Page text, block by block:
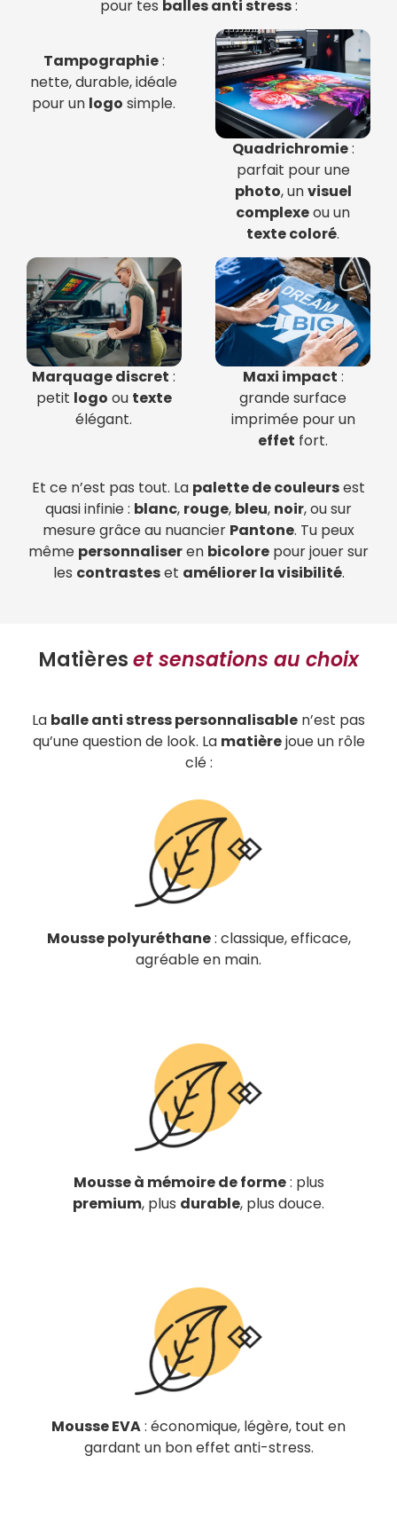
pour tes balles anti stress:
Tampographie:
nette, durable, idéale
pour un logo simple.
Quadrichromie:
parfait pour une
photo, unvisuel
complexeou un
texte coloré.
Marquage discret :
petit logo ou texte
élégant.
Maxi impact :
grande surface
imprimée pour un
effet fort.
Et ce n’est pas tout. La palette de couleursest
quasi infinie : blanc, rouge, bleu, noir, ou sur
mesure grâce au nuancier Pantone. Tu peux
même personnaliseren bicolore pour jouer sur
les contrasteset améliorer la visibilité.
Matièreset sensations au choix
La balle anti stress personnalisable n’est pas
qu’une question de look. La matièrejoue un rôle
clé :
Mousse polyuréthane: classique, efficace,
agréable en main.
Mousse à mémoire de forme: plus
premium, plus durable, plus douce.
Mousse EVA: économique, légère, tout en
gardant un bon effet anti-stress.